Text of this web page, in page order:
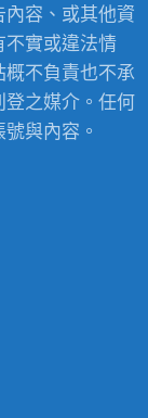
容、或其他資
實或違法情
不負責也不承
之媒介。任何
與內容。